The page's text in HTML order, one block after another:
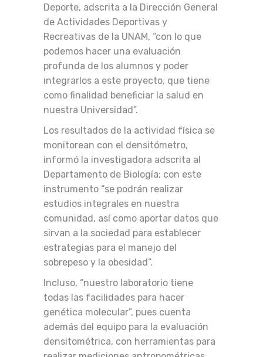
Deporte, adscrita a la Dirección General
de Actividades Deportivas y
Recreativas de la UNAM, “con lo que
podemos hacer una evaluación
profunda de los alumnos y poder
integrarlos a este proyecto, que tiene
como finalidad beneficiar la salud en
nuestra Universidad”.
Los resultados de la actividad física se
monitorean con el densitómetro,
informó la investigadora adscrita al
Departamento de Biología; con este
instrumento “se podrán realizar
estudios integrales en nuestra
comunidad, así como aportar datos que
sirvan a la sociedad para establecer
estrategias para el manejo del
sobrepeso y la obesidad”.
Incluso, “nuestro laboratorio tiene
todas las facilidades para hacer
genética molecular”, pues cuenta
además del equipo para la evaluación
densitométrica, con herramientas para